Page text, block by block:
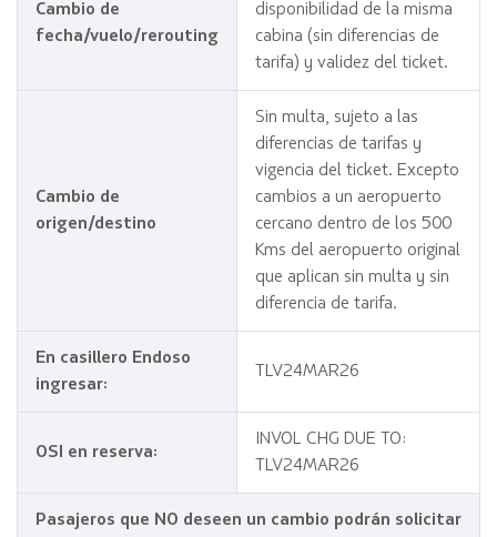
Cambio de
fecha/vuelo/rerouting
disponibilidad de la misma
cabina (sin diferencias de
tarifa) y validez del ticket.
Cambio de
origen/destino
Sin multa, sujeto a las
diferencias de tarifas y
vigencia del ticket. Excepto
cambios a un aeropuerto
cercano dentro de los 500
Kms del aeropuerto original
que aplican sin multa y sin
diferencia de tarifa.
En casillero Endoso
ingresar:
TLV24MAR26
OSI en reserva:
INVOL CHG DUE TO:
TLV24MAR26
Pasajeros que NO deseen un cambio podrán solicitar